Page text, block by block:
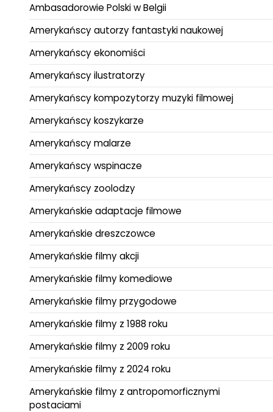
Ambasadorowie Polski w Belgii
Amerykańscy autorzy fantastyki naukowej
Amerykańscy ekonomiści
Amerykańscy ilustratorzy
Amerykańscy kompozytorzy muzyki filmowej
Amerykańscy koszykarze
Amerykańscy malarze
Amerykańscy wspinacze
Amerykańscy zoolodzy
Amerykańskie adaptacje filmowe
Amerykańskie dreszczowce
Amerykańskie filmy akcji
Amerykańskie filmy komediowe
Amerykańskie filmy przygodowe
Amerykańskie filmy z 1988 roku
Amerykańskie filmy z 2009 roku
Amerykańskie filmy z 2024 roku
Amerykańskie filmy z antropomorficznymi
postaciami